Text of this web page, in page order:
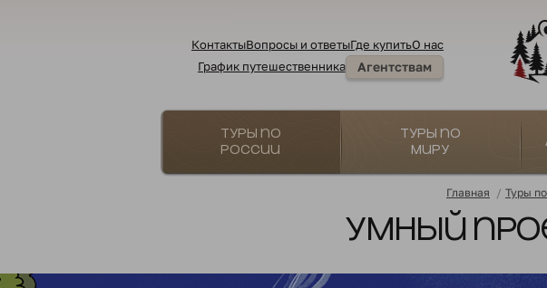
КонтактыВопросы и ответыГде купитьО нас
График путешественника
Агентствам
Туры по
России
Туры по
миру
Главная / Туры
Умный